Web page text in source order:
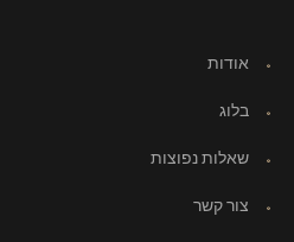
אודות
בלוג
שאלות נפוצות
צור קשר